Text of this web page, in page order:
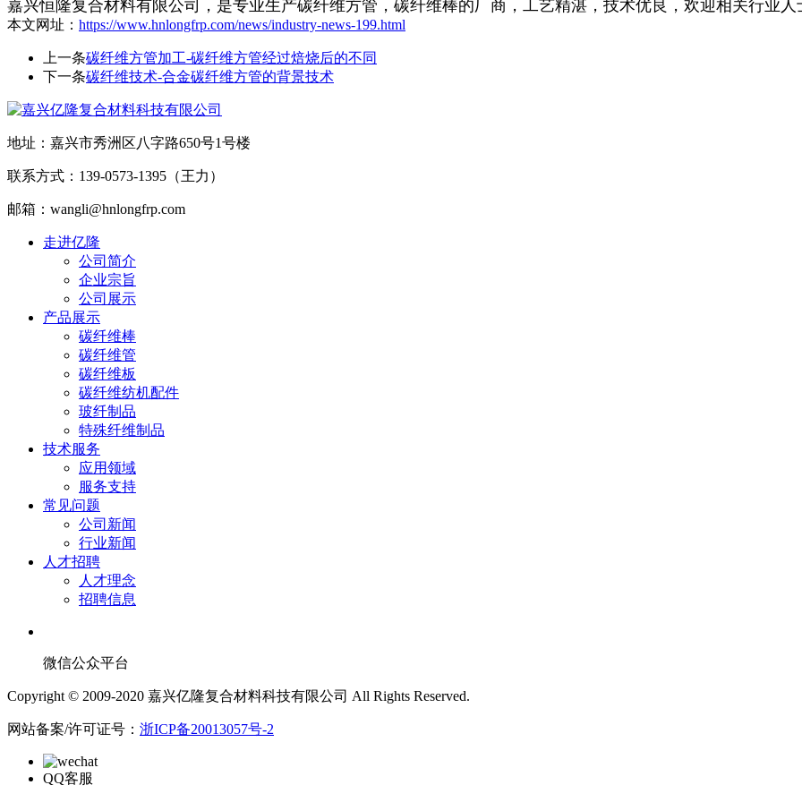
嘉兴恒隆复合材料有限公司，是专业生产碳纤维方管，碳纤维棒的厂商，工艺精湛，技术优良，欢迎相关行业人
本文网址： https://www.hnlongfrp.com/news/industry-news-199.html
上一条碳纤维方管加工-碳纤维方管经过焙烧后的不同
下一条碳纤维技术-合金碳纤维方管的背景技术
地址：嘉兴市秀洲区八字路650号1号楼
联系方式：139-0573-1395（王力）
邮箱：wangli@hnlongfrp.com
走进亿隆
公司简介
企业宗旨
公司展示
产品展示
碳纤维棒
碳纤维管
碳纤维板
碳纤维纺机配件
玻纤制品
特殊纤维制品
技术服务
应用领域
服务支持
常见问题
公司新闻
行业新闻
人才招聘
人才理念
招聘信息
微信公众平台
Copyright © 2009-2020 嘉兴亿隆复合材料科技有限公司 All Rights Reserved.
网站备案/许可证号： 浙ICP备20013057号-2
QQ客服